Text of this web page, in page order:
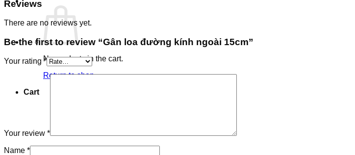
No products in the cart.
Return to shop
Cart
Reviews
There are no reviews yet.
Be the first to review “Gân loa đường kính ngoài 15cm”
Your rating *
Your review *
Name *